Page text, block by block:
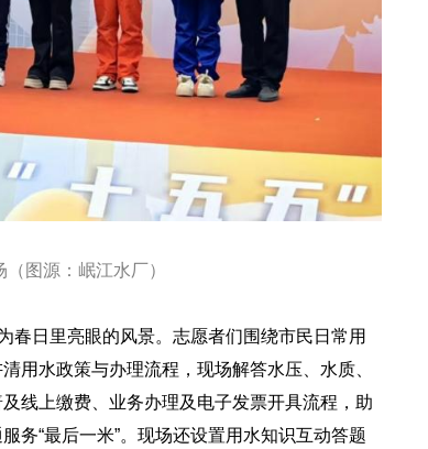
图源：岷江水厂）
春日里亮眼的风景。志愿者们围绕市民日常用
用水政策与办理流程，现场解答水压、水质、
线上缴费、业务办理及电子发票开具流程，助
务“最后一米”。现场还设置用水知识互动答题